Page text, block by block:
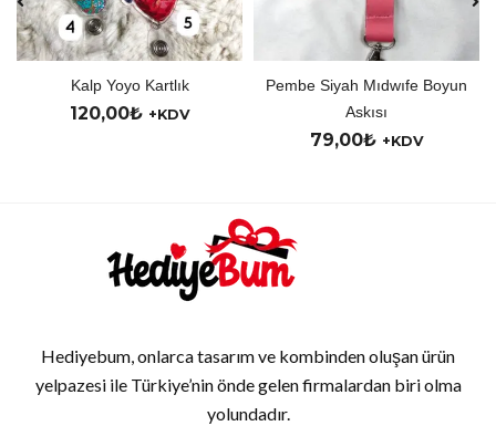
Kalp Yoyo Kartlık
120,00₺ +KDV
Pembe Siyah Mıdwıfe Boyun
Askısı
79,00₺ +KDV
Hediyebum, onlarca tasarım ve kombinden oluşan ürün
yelpazesi ile Türkiye’nin önde gelen firmalardan biri olma
yolundadır.